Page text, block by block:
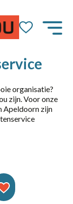
organisatie?
zijn. Voor onze
Apeldoorn zijn